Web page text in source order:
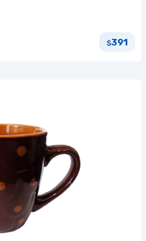
$391